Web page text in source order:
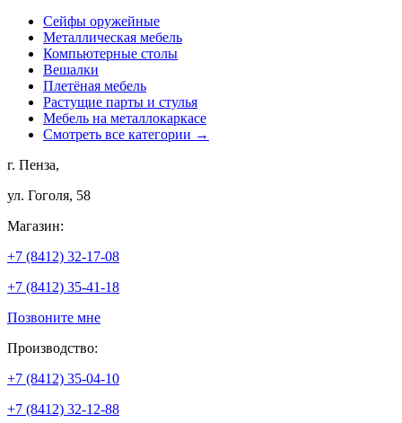
Сейфы оружейные
Металлическая мебель
Компьютерные столы
Вешалки
Плетёная мебель
Растущие парты и стулья
Мебель на металлокаркасе
Смотреть все категории →
г. Пенза,
ул. Гоголя, 58
Магазин:
+7 (8412) 32-17-08
+7 (8412) 35-41-18
Позвоните мне
Производство:
+7 (8412) 35-04-10
+7 (8412) 32-12-88